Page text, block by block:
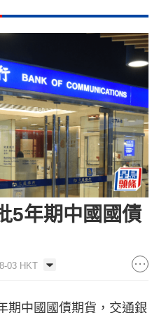
5年期中國國債
03 HKT
期中國國債期貨，交通銀